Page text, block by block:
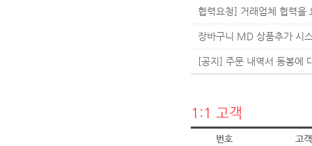
협력요청] 거래업체 협력을
장바구니 MD 상품추가 시
[공지] 주문 내역서 동봉에
1:1 고객
번호 고